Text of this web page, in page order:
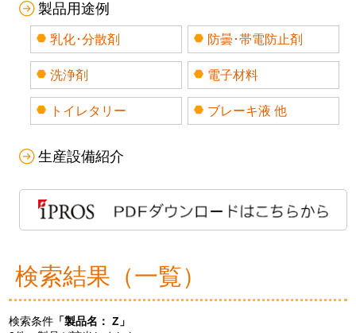
製品用途例
乳化･分散剤 防曇･帯電防止剤
洗浄剤 電子材料
トイレタリー ブレーキ液 他
生産設備紹介
検索結果（一覧）
検索条件 「製品名：Z 」